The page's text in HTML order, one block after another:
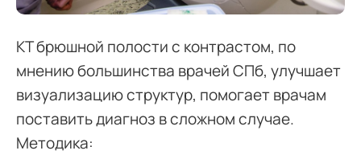
КТ брюшной полости с контрастом, по
мнению большинства врачей СПб, улучшает
визуализацию структур, помогает врачам
поставить диагноз в сложном случае.
Методика: